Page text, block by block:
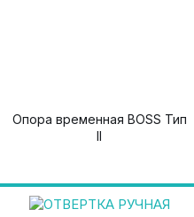
Опора временная BOSS Тип
II